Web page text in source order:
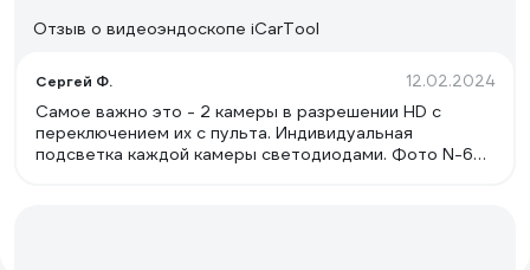
Отзыв о видеоэндоскопе iCarTool
Сергей Ф. 12.02.2024
Самое важно это - 2 камеры в разрешении HD с
переключением их с пульта. Индивидуальная
подсветка каждой камеры светодиодами. Фото N-6